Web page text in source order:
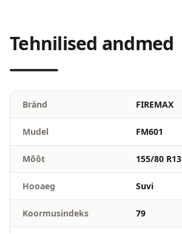
Tehnilised andmed
Bränd FIREMAX
Mudel FM601
Mõõt 155/80 R13
Hooaeg Suvi
Koormusindeks 79